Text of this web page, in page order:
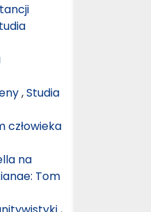
,Studia
człowieka
na
Tom